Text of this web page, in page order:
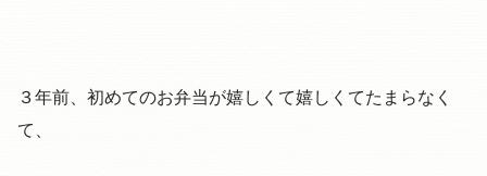
３年前、初めてのお弁当が嬉しくて嬉しくてたまらなく
て、